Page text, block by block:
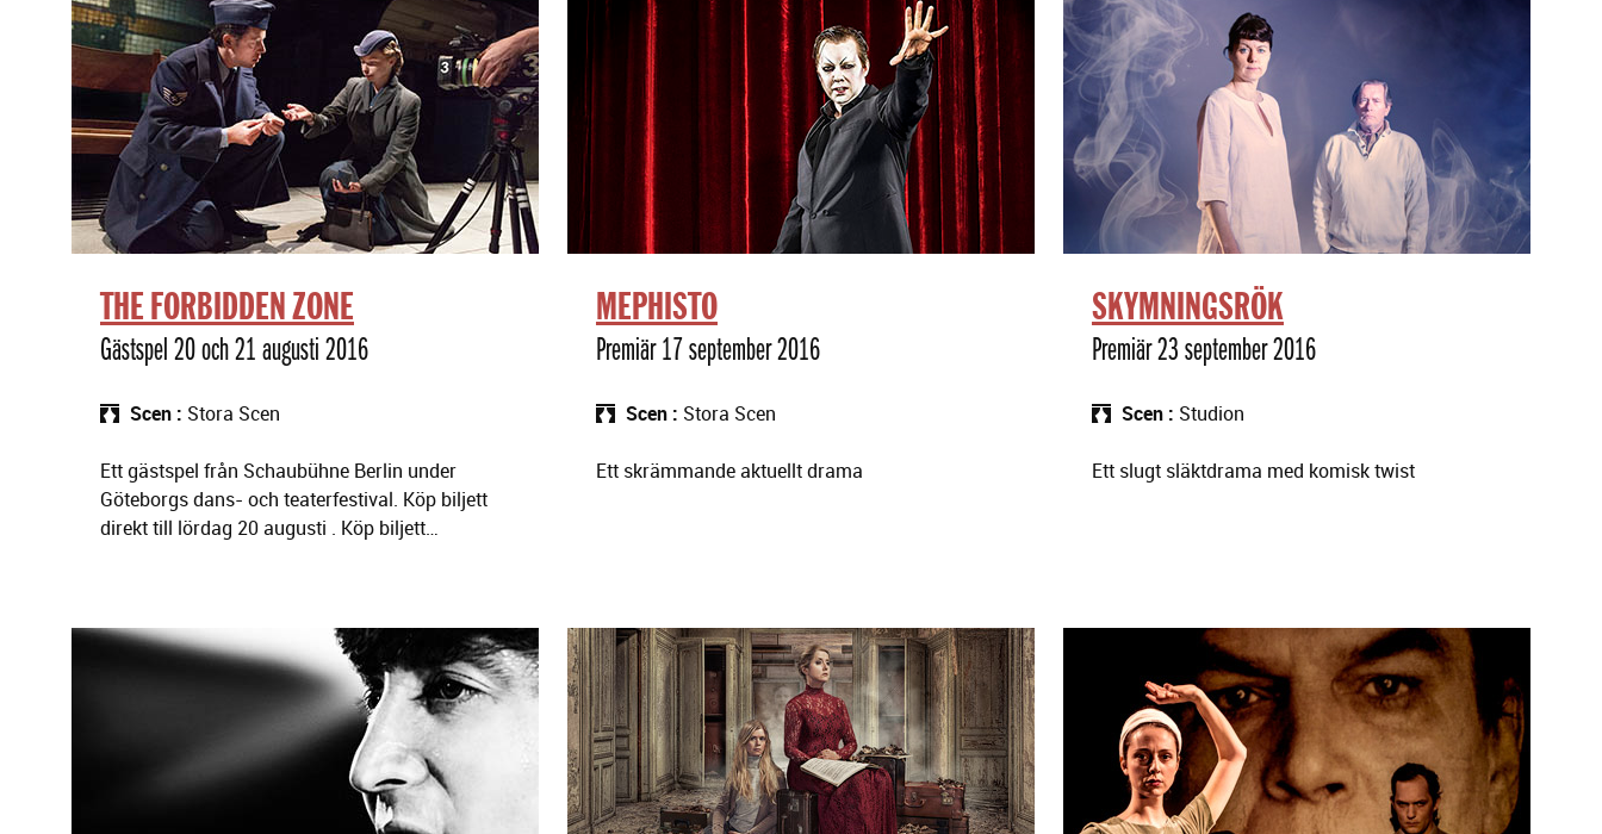
e
r
i
THE FORBIDDEN ZONE
Gästspel 20 och 21 augusti 2016
Scen Stora Scen
Ett gästspel från Schaubühne Berlin under
Göteborgs dans- och teaterfestival. Köp biljett
direkt till lördag 20 augusti . Köp biljett…
MEPHISTO
Premiär 17 september 2016
Scen Stora Scen
Ett skrämmande aktuellt drama
SKYMNINGSRÖK
Premiär 23 september 2016
Scen Studion
Ett slugt släktdrama med komisk twist